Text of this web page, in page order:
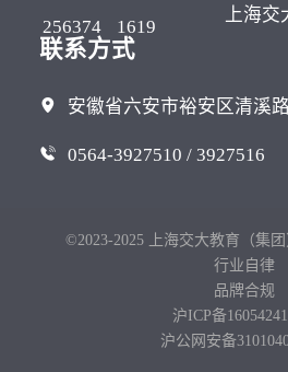
256374 1619
上海交
联系方式
安徽省六安市裕安区清溪
0564-3927510 / 3927516
©2023-2025 上海交大教育（集
行业自律
品牌合规
沪ICP备
沪公网安备